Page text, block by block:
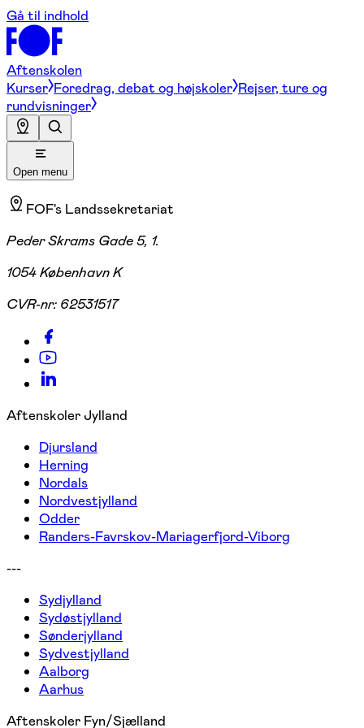
Gå til indhold
Aftenskolen
Kurser Foredrag, debat og højskoler Rejser, ture og
rundvisninger
Open menu
FOF's Landssekretariat
Peder Skrams Gade 5, 1.
1054 København K
CVR-nr: 62531517
Aftenskoler Jylland
Djursland
Herning
Nordals
Nordvestjylland
Odder
Randers-Favrskov-Mariagerfjord-Viborg
---
Sydjylland
Sydøstjylland
Sønderjylland
Sydvestjylland
Aalborg
Aarhus
Aftenskoler Fyn/Sjælland